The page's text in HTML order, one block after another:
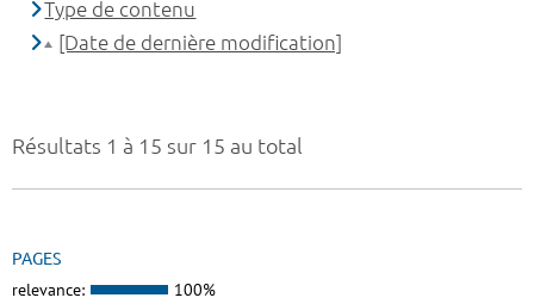
Résultats 1 à 15 sur 15 au total
PAGES
relevance: 100%
Type de contenu
[Date de dernière modification]